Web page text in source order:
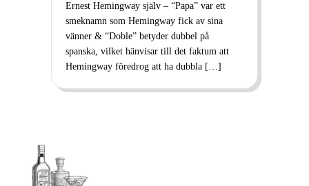
Ernest Hemingway själv – “Papa” var ett
smeknamn som Hemingway fick av sina
vänner & “Doble” betyder dubbel på
spanska, vilket hänvisar till det faktum att
Hemingway föredrog att ha dubbla […]